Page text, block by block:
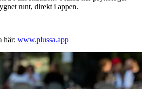
runt, direkt i appen.
här: www.plussa.app